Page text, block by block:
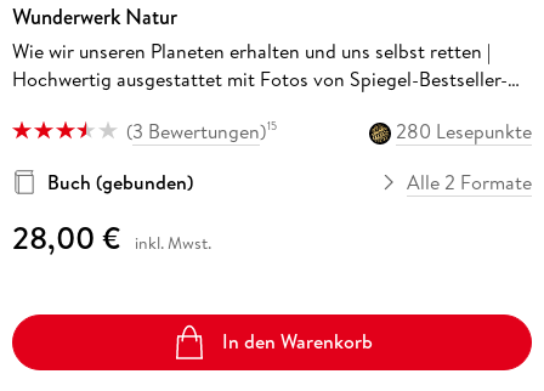
Wunderwerk Natur
Wie wir unseren Planeten erhalten und uns selbst retten |
Hochwertig ausgestattet mit Fotos von Spiegel-Bestseller-
(3 Bewertungen)15
280 Lesepunkte
Buch (gebunden)
Alle 2 Formate
28,00 € inkl. Mwst.
In den Warenkorb